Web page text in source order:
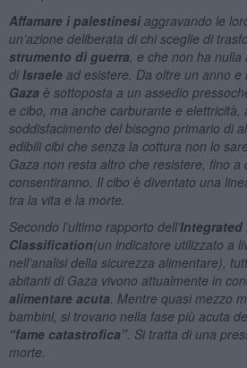
Affamare i palestinesiaggravando le
un’azione deliberata di chi sceglie di
strumento di guerra, e che non ha nulla
di Israelead esistere. Da oltre un anno e
Gazaè sottoposta a un assedio
e cibo, ma anche carburante e elettricità,
soddisfacimento del bisogno primario di
edibili cibi che senza la cottura non lo
Gaza non resta altro che resistere, fino a
consentiranno. Il cibo è diventato una
tra la vita e la morte.
Secondo l’ultimo rapporto dell’Integrated
Classification(un indicatore utilizzato a
nell’analisi della sicurezza alimentare),
abitanti di Gaza vivono attualmente in
alimentare acuta. Mentre quasi mezzo
bambini, si trovano nella fase più acuta
“fame catastrofica”. Si tratta di una
morte.